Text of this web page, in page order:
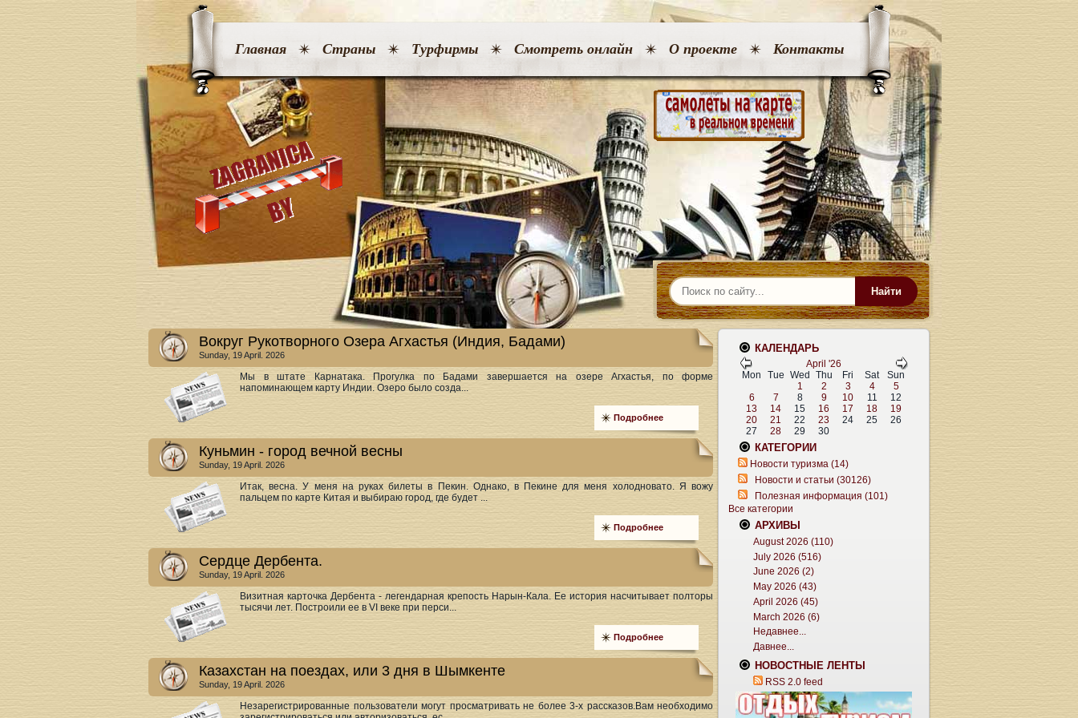
Главная Страны Турфирмы Смотреть онлайн О проекте Контакты
Найти
Вокруг Рукотворного Озера Агхастья (Индия, Бадами)
Sunday, 19 April. 2026
Мы в штате Карнатака. Прогулка по Бадами завершается на озере Агхастья, по форме
напоминающем карту Индии. Озеро было созда...
Подробнее
Куньмин - город вечной весны
Sunday, 19 April. 2026
Итак, весна. У меня на руках билеты в Пекин. Однако, в Пекине для меня холодновато. Я вожу
пальцем по карте Китая и выбираю город, где будет ...
Подробнее
Сердце Дербента.
Sunday, 19 April. 2026
Визитная карточка Дербента - легендарная крепость Нарын-Кала. Ее история насчитывает полторы
тысячи лет. Построили ее в VI веке при перси...
Подробнее
Казахстан на поездах, или 3 дня в Шымкенте
Sunday, 19 April. 2026
Незарегистрированные пользователи могут просматривать не более 3-х рассказов.Вам необходимо
КАЛЕНДАРЬ
April '26
Mon
Tue Wed Thu Fri Sat
Sun
1
2 3 4
5
6
7 8 9 10 11
12
13
14 15 16 17 18
19
20
21 22 23 24 25
26
27
28 29 30
КАТЕГОРИИ
Новости туризма (14)
Новости и статьи (30126)
Полезная информация (101)
Все категории
АРХИВЫ
August 2026 (110)
July 2026 (516)
June 2026 (2)
May 2026 (43)
April 2026 (45)
March 2026 (6)
Недавнее...
Давнее...
НОВОСТНЫЕ ЛЕНТЫ
RSS 2.0 feed